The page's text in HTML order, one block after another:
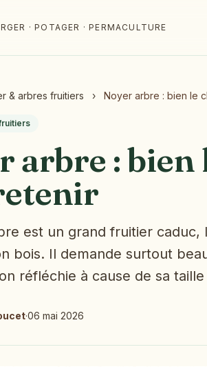
· POTAGER · PERMACULTURE
& arbres fruitiers › Noyer arbre : bien le
arbre :
est un grand fruitier
bois. Il demande surtout
réfléchie à cause de sa
·06 mai 2026